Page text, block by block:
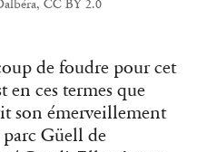
CC BY 2.0
de foudre pour cet
en ces termes que
son émerveillement
parc Güell de